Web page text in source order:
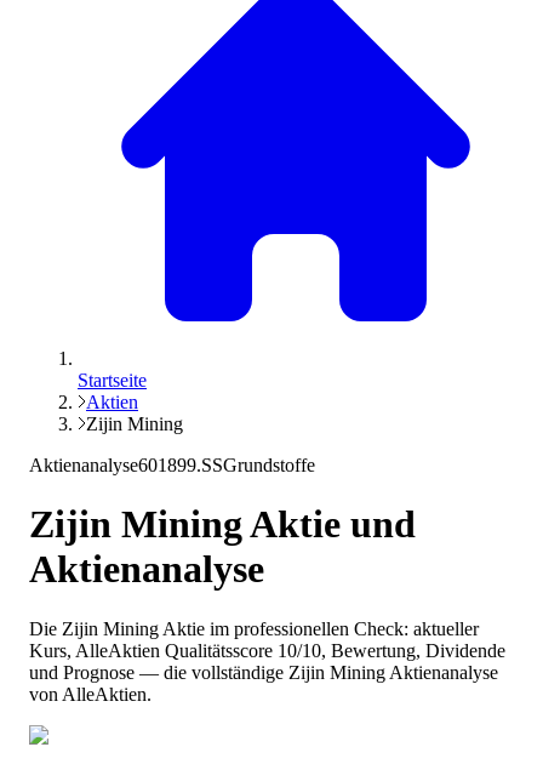
Startseite
Aktien
Zijin Mining
Aktienanalyse601899.SSGrundstoffe
Zijin MiningAktie und
Aktienanalyse
Die Zijin Mining Aktie im professionellen Check: aktueller
Kurs, AlleAktien Qualitätsscore 10/10, Bewertung, Dividende
und Prognose — die vollständige Zijin Mining Aktienanalyse
von AlleAktien.